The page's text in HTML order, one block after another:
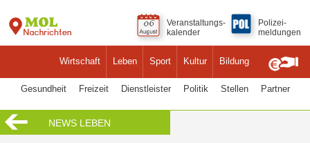
Wirtschaft Leben Sport Kultur Bildung
Veranstaltungs-
kalender
Polizei-
meldungen
Gesundheit Freizeit Dienstleister Politik Stellen Partner
NEWS LEBEN